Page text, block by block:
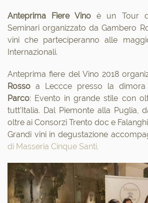
Anteprima Fiere Vino è un Tour
Seminari organizzato da Gambero
vini che parteciperanno alle
Internazionali.
Anteprima fiere del Vino 2018
Rosso a Leccce presso la dimora
Parco: Evento in grande stile con
tutt’Italia. Dal Piemonte alla Puglia,
oltre ai Consorzi Trento doc e
Grandi vini in degustazione
di Masseria Cinque Santi.